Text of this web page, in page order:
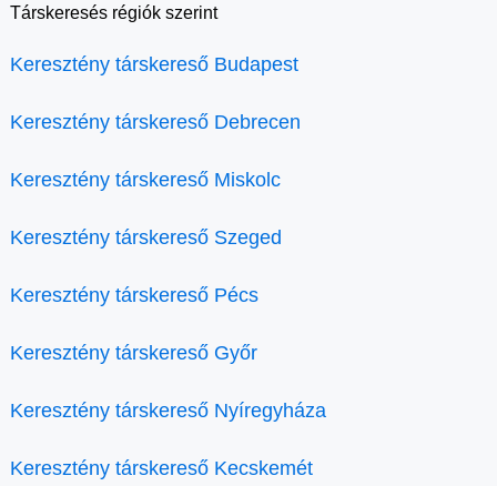
Társkeresés régiók szerint
Keresztény társkereső Budapest
Keresztény társkereső Debrecen
Keresztény társkereső Miskolc
Keresztény társkereső Szeged
Keresztény társkereső Pécs
Keresztény társkereső Győr
Keresztény társkereső Nyíregyháza
Keresztény társkereső Kecskemét